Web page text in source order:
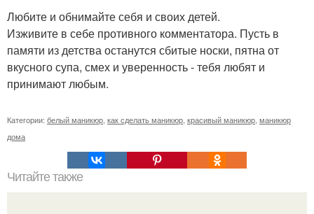
Любите и обнимайте себя и своих детей.
Изживите в себе противного комментатора. Пусть в
памяти из детства останутся сбитые носки, пятна от
вкусного супа, смех и уверенность - тебя любят и
принимают любым.
Категории: белый маникюр как сделать маникюр красивый маникюр маникюр
дома
Читайте также